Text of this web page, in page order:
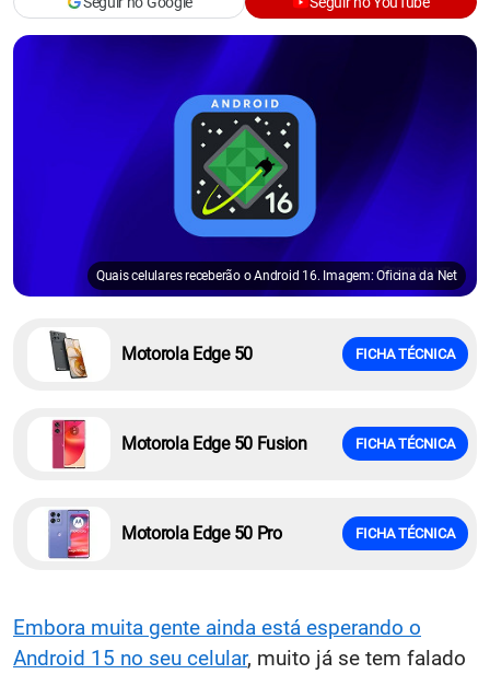
Quais celulares receberão o Android 16. Imagem: Oficina da Net
Motorola Edge 50 FICHA TÉCNICA
Motorola Edge 50 Fusion FICHA TÉCNICA
Motorola Edge 50 Pro FICHA TÉCNICA
Embora muita gente ainda está esperando o
Android 15 no seu celular, muito já se tem falado